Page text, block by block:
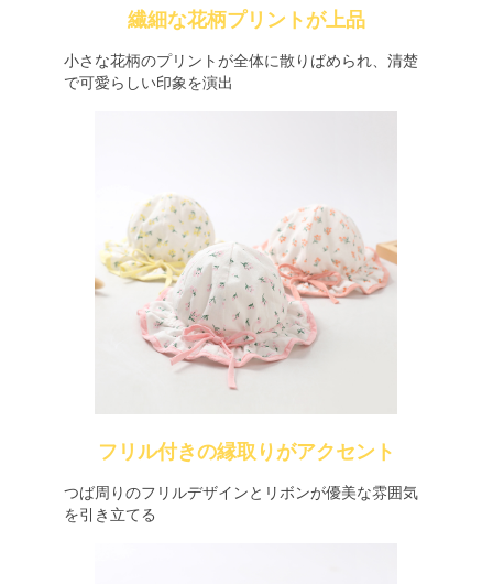
繊細な花柄プリントが上品
小さな花柄のプリントが全体に散りばめられ、清楚
で可愛らしい印象を演出
フリル付きの縁取りがアクセント
つば周りのフリルデザインとリボンが優美な雰囲気
を引き立てる